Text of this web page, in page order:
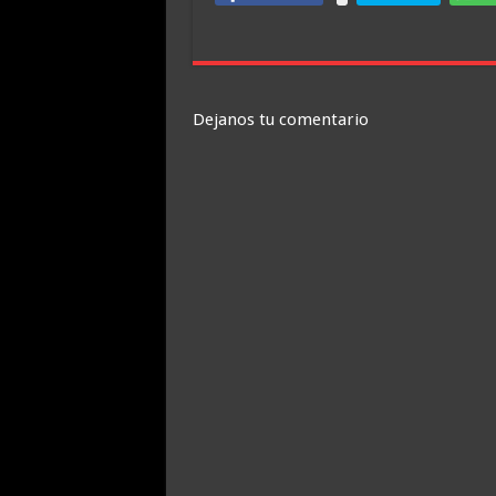
Dejanos tu comentario